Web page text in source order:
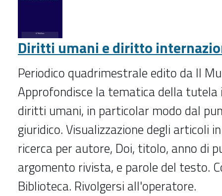
Diritti umani e diritto
Periodico quadrimestrale edito da Il
Approfondisce la tematica della tutela
diritti umani, in particolar modo dal
giuridico. Visualizzazione degli articoli
ricerca per autore, Doi, titolo, anno di
argomento rivista, e parole del testo.
Biblioteca. Rivolgersi all'operatore.